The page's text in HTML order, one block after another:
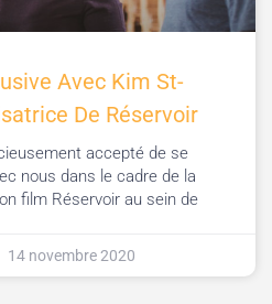
Avec Kim St-
De Réservoir
accepté de se
nous dans le cadre de la
film Réservoir au sein de
14 novembre 2020